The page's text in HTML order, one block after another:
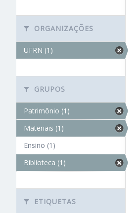
ORGANIZAÇÕES
UFRN (1)
GRUPOS
Patrimônio (1)
Materiais (1)
Ensino (1)
Biblioteca (1)
ETIQUETAS